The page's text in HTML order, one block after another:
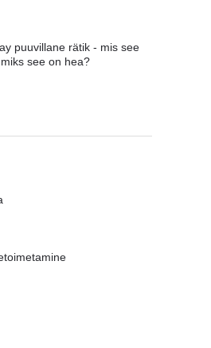
puuvillane rätik - mis see
see on hea?